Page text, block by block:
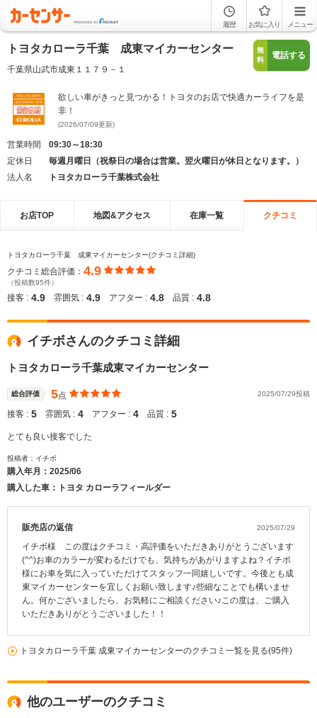
履歴 お気に入り メニュー
トヨタカローラ千葉 成東マイカーセンター
千葉県山武市成東１１７９－１
無
料
電話する
欲しい車がきっと見つかる！トヨタのお店で快適カーライフを是
非！
(2026/07/09更新)
営業時間
09:30～18:30
定休日
毎週月曜日（祝祭日の場合は営業。翌火曜日が休日となります。）
法人名
トヨタカローラ千葉株式会社
お店TOP 地図&アクセス 在庫一覧 クチコミ
トヨタカローラ千葉 成東マイカーセンター(クチコミ詳細)
クチコミ総合評価： 4.9
（投稿数95件）
接客 : 4.9 雰囲気 : 4.9 アフター : 4.8 品質 : 4.8
イチボさんのクチコミ詳細
トヨタカローラ千葉成東マイカーセンター
総合評価 5点 2025/07/29投稿
接客 : 5 雰囲気 : 4 アフター : 4 品質 : 5
とても良い接客でした
投稿者：イチボ
購入年月： 2025/06
購入した車：トヨタ カローラフィールダー
販売店の返信 2025/07/29
イチボ様 この度はクチコミ・高評価をいただきありがとうございます
(^^)お車のカラーが変わるだけでも、気持ちがあがりますよね？イチボ
様にお車を気に入っていただけてスタッフ一同嬉しいです。今後とも成
東マイカーセンターを宜しくお願い致します♪些細なことでも構いませ
ん。何かございましたら、お気軽にご相談ください♪この度は、ご購入
いただきありがとうございました！！
トヨタカローラ千葉 成東マイカーセンターのクチコミ一覧を見る(95件)
他のユーザーのクチコミ